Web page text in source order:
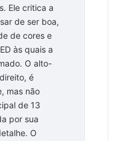
Ele critica a
de ser boa,
de cores e
às quais a
O alto-
é
mas não
de 13
por sua
O